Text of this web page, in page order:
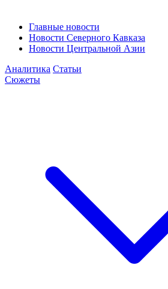
Главные новости
Новости Северного Кавказа
Новости Центральной Азии
Аналитика Статьи
Сюжеты